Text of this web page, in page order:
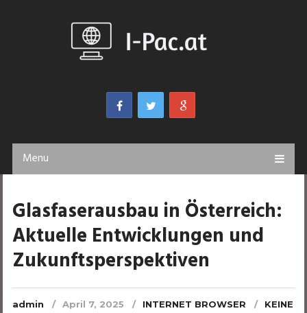
Menu
Glasfaserausbau in Österreich:
Aktuelle Entwicklungen und
Zukunftsperspektiven
admin April 7, 2025 INTERNET BROWSER
KEINE